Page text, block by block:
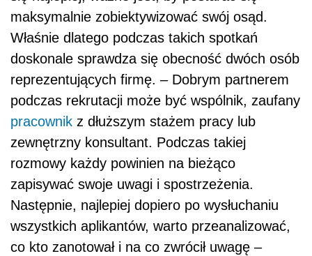
maksymalnie zobiektywizować swój osąd.
Właśnie dlatego podczas takich spotkań
doskonale sprawdza się obecność dwóch osób
reprezentujących firmę. – Dobrym partnerem
podczas rekrutacji może być wspólnik, zaufany
pracownik z dłuższym stażem pracy lub
zewnętrzny konsultant. Podczas takiej
rozmowy każdy powinien na bieżąco
zapisywać swoje uwagi i spostrzeżenia.
Następnie, najlepiej dopiero po wysłuchaniu
wszystkich aplikantów, warto przeanalizować,
co kto zanotował i na co zwrócił uwagę –